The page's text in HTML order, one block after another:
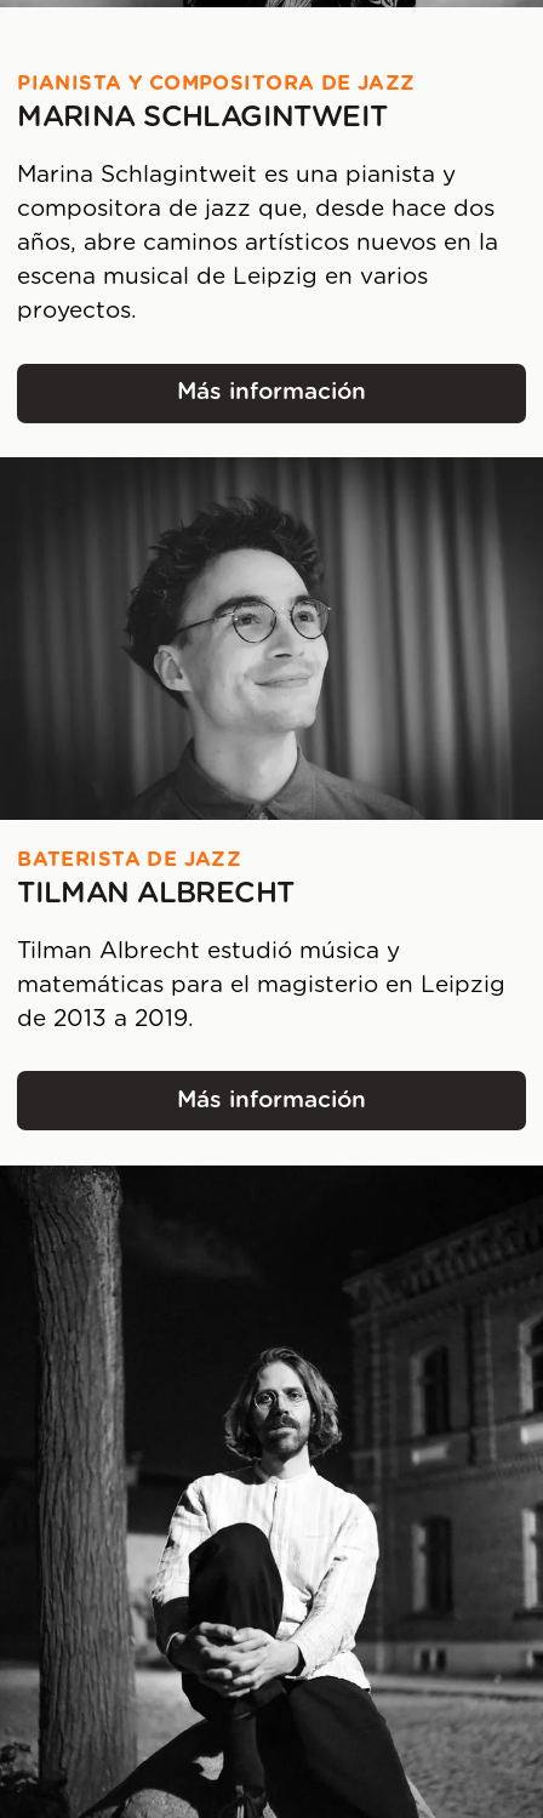
PIANISTA Y COMPOSITORA DE JAZZ
MARINA SCHLAGINTWEIT
Marina Schlagintweit es una pianista y
compositora de jazz que, desde hace dos
años, abre caminos artísticos nuevos en la
escena musical de Leipzig en varios
proyectos.
Más información
BATERISTA DE JAZZ
TILMAN ALBRECHT
Tilman Albrecht estudió música y
matemáticas para el magisterio en Leipzig
de 2013 a 2019.
Más información